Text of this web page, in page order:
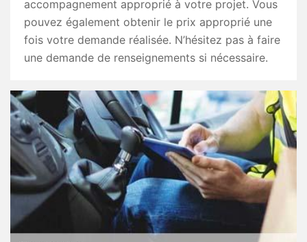
accompagnement approprié à votre projet. Vous
pouvez également obtenir le prix approprié une
fois votre demande réalisée. N’hésitez pas à faire
une demande de renseignements si nécessaire.